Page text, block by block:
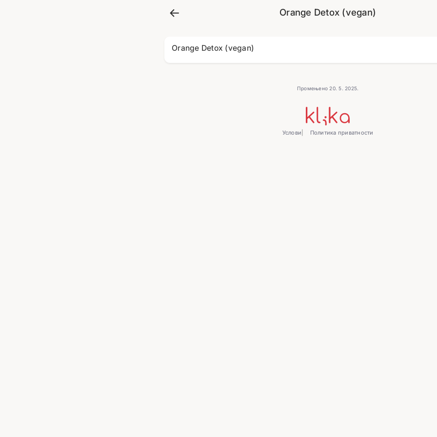
Orange Detox (vegan)
Orange Detox (vegan)
Промењено 20. 5. 2025.
Услови Политика приватности